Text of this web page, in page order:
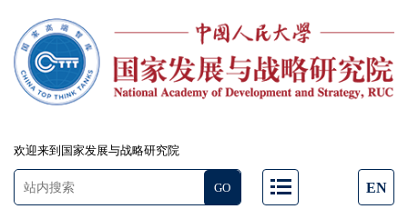
欢迎来到国家发展与战略研究院
EN